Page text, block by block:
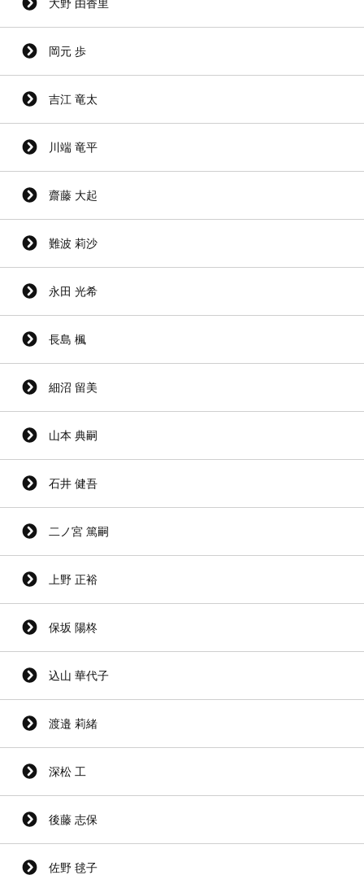
大野 由香里
岡元 歩
吉江 竜太
川端 竜平
齋藤 大起
難波 莉沙
永田 光希
長島 楓
細沼 留美
山本 典嗣
石井 健吾
二ノ宮 篤嗣
上野 正裕
保坂 陽柊
込山 華代子
渡邉 莉緒
深松 工
後藤 志保
佐野 毬子